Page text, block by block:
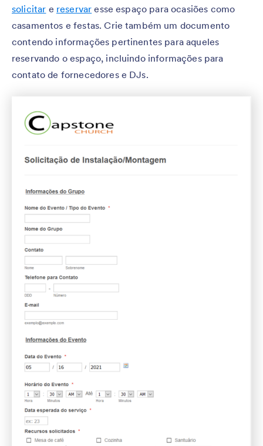
solicitar e reservar esse espaço para ocasiões como
casamentos e festas. Crie também um documento
contendo informações pertinentes para aqueles
reservando o espaço, incluindo informações para
contato de fornecedores e DJs.